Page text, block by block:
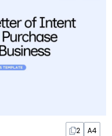
2 A4